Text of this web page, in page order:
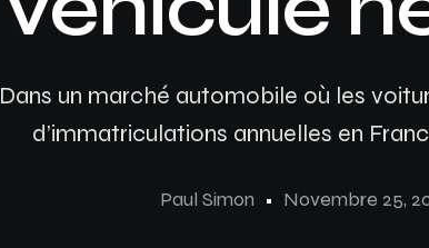
Dans un marché automobile où les
d’immatriculations annuelles en
Paul Simon Novembre 25,